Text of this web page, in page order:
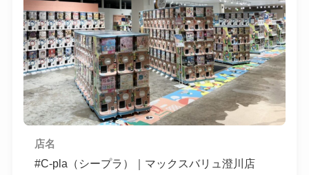
店名
#C-pla（シープラ）｜マックスバリュ澄川店